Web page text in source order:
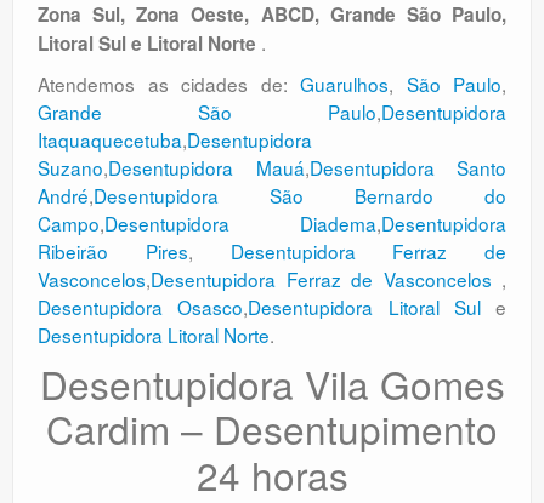
Zona Sul, Zona Oeste, ABCD, Grande São Paulo,
Litoral Sul e Litoral Norte .
Atendemos as cidades de: Guarulhos, São Paulo,
Grande São Paulo,Desentupidora
Itaquaquecetuba,Desentupidora
Suzano,Desentupidora Mauá,Desentupidora Santo
André,Desentupidora São Bernardo do
Campo,Desentupidora Diadema,Desentupidora
Ribeirão Pires, Desentupidora Ferraz de
Vasconcelos,Desentupidora Ferraz de Vasconcelos ,
Desentupidora Osasco,Desentupidora Litoral Sule
Desentupidora Litoral Norte.
Desentupidora Vila Gomes
Cardim – Desentupimento
24 horas